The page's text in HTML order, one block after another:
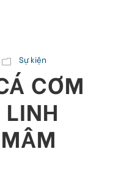
Sự kiện
CƠM